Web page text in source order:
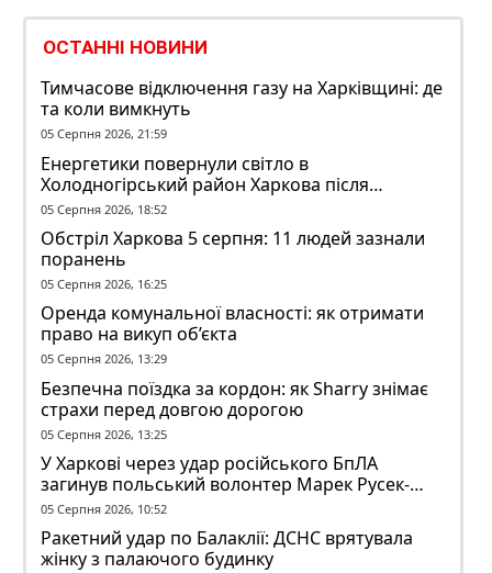
ОСТАННІ НОВИНИ
Тимчасове відключення газу на Харківщині: де
та коли вимкнуть
05 Серпня 2026, 21:59
Енергетики повернули світло в
Холодногірський район Харкова після
ворожого обстрілу
05 Серпня 2026, 18:52
Обстріл Харкова 5 серпня: 11 людей зазнали
поранень
05 Серпня 2026, 16:25
Оренда комунальної власності: як отримати
право на викуп об’єкта
05 Серпня 2026, 13:29
Безпечна поїздка за кордон: як Sharry знімає
страхи перед довгою дорогою
05 Серпня 2026, 13:25
У Харкові через удар російського БпЛА
загинув польський волонтер Марек Русек-
Вольський
05 Серпня 2026, 10:52
Ракетний удар по Балаклії: ДСНС врятувала
жінку з палаючого будинку